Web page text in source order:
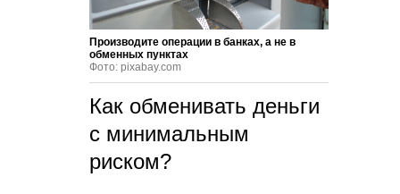
Производите операции в банках, а не в
обменных пунктах
Фото: pixabay.com
Как обменивать деньги
с минимальным
риском?